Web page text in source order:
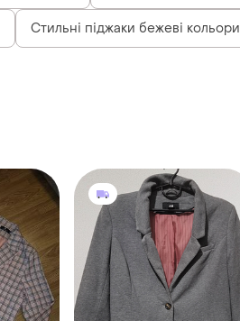
Стильні піджаки бежеві кольори